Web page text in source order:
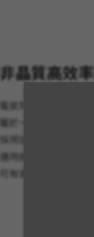
非晶質高效
電氣特性：
屬於一種低損耗、高
採用比一般變壓器鐵
適用於學校、公務機